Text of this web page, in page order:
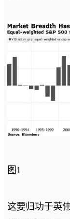
图1
这要归功于英